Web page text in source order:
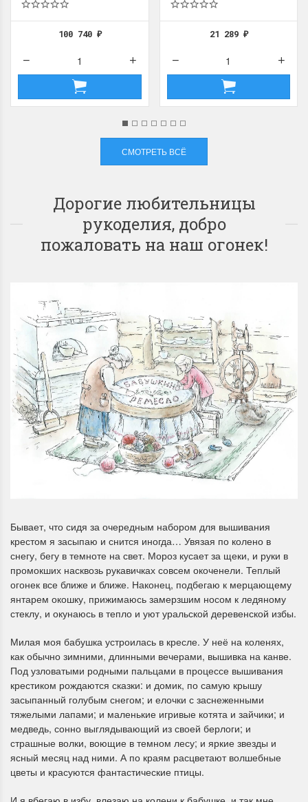
честь первого летнего дня
Анастасия Туманова
Dimensions
Анастасия Туманова
(Ива-лебедь)
Хороший набор
Отличный набор, канва,
нитки и схема, всё в
отличном состоянии.
Ларина Евгения
1 апреля 2026 14:55
с
Красивый
Очень красивый
раритетный
комплектация
Ларина
1 апреля 2026
100 740 ₽ 21 289 ₽
СМОТРЕТЬ ВСЁ
Дорогие любительницы
рукоделия, добро
пожаловать на наш огонек!
Бывает, что сидя за очередным набором для вышивания
крестом я засыпаю и снится иногда… Увязая по колено в
снегу, бегу в темноте на свет. Мороз кусает за щеки, и руки в
промокших насквозь рукавичках совсем окоченели. Теплый
огонек все ближе и ближе. Наконец, подбегаю к мерцающему
янтарем окошку, прижимаюсь замерзшим носом к ледяному
стеклу, и окунаюсь в тепло и уют уральской деревенской избы.
Милая моя бабушка устроилась в кресле. У неё на коленях,
как обычно зимними, длинными вечерами, вышивка на канве.
Под узловатыми родными пальцами в процессе вышивания
крестиком рождаются сказки: и домик, по самую крышу
засыпанный голубым снегом; и елочки с заснеженными
тяжелыми лапами; и маленькие игривые котята и зайчики; и
медведь, сонно выглядывающий из своей берлоги; и
страшные волки, воющие в темном лесу; и яркие звезды и
ясный месяц над ними. А по краям расцветают волшебные
цветы и красуются фантастические птицы.